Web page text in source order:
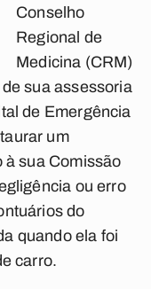
Conselho
Regional de
Medicina (CRM)
sua assessoria
de Emergência
um
à sua Comissão
ou erro
do
quando ela foi
carro.